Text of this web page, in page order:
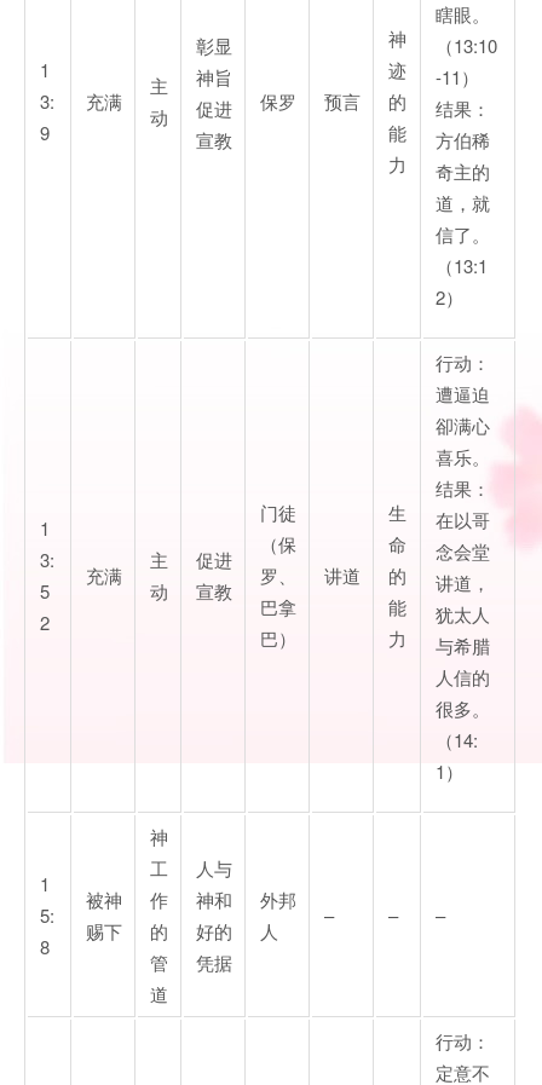
1
3:
9
充满
主
动
彰显
神旨
促进
宣教
保罗 预言
神
迹
的
能
力
瞎眼。
（13:10
-11）
结果：
方伯稀
奇主的
道，就
信了。
（13:1
2）
1
3:
5
2
充满
主
动
促进
宣教
门徒
（保
罗、
巴拿
巴）
讲道
生
命
的
能
力
行动：
遭逼迫
卻满心
喜乐。
结果：
在以哥
念会堂
讲道，
犹太人
与希腊
人信的
很多。
（14:
1）
1
5:
8
被神
赐下
神
工
作
的
管
道
人与
神和
好的
凭据
外邦
人
– – –
行动：
定意不